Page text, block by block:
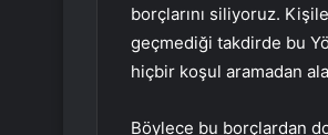
borçlarını siliyoruz.
geçmediği takdirde bu
hiçbir koşul aramadan
Böylece bu borçlardan